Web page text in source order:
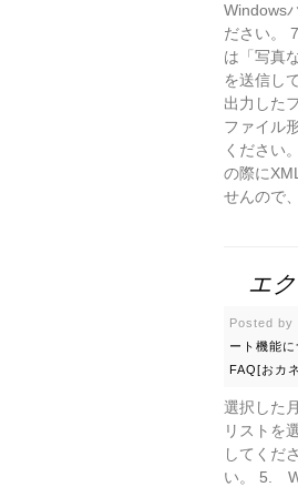
Windows
ださい。
は「写真
を送信し
出力した
ファイル
ください
の際に
せんので
エク
Posted by
ート機能に
FAQ[おカ
選択した
リストを
してくだ
い。 5.